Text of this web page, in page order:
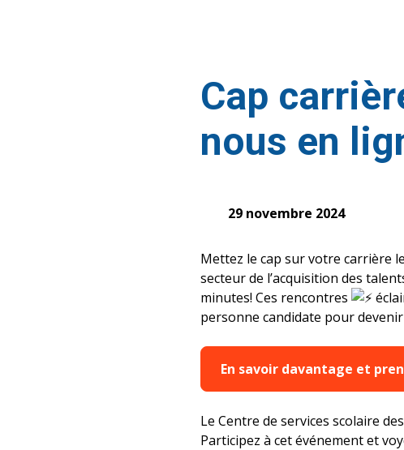
Cap
nous en
29 novembre 2024
Mettez le cap sur votre carrière
secteur de l’acquisition des
minutes! Ces rencontres
personne candidate pour
En savoir davantage et
Le Centre de services scolaire
Participez à cet événement et